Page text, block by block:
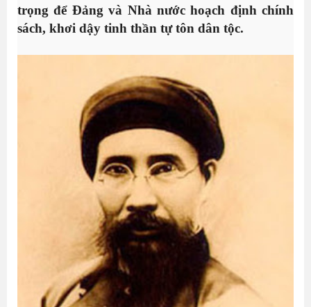
trọng để Đảng và Nhà nước hoạch định chính
sách, khơi dậy tinh thần tự tôn dân tộc.